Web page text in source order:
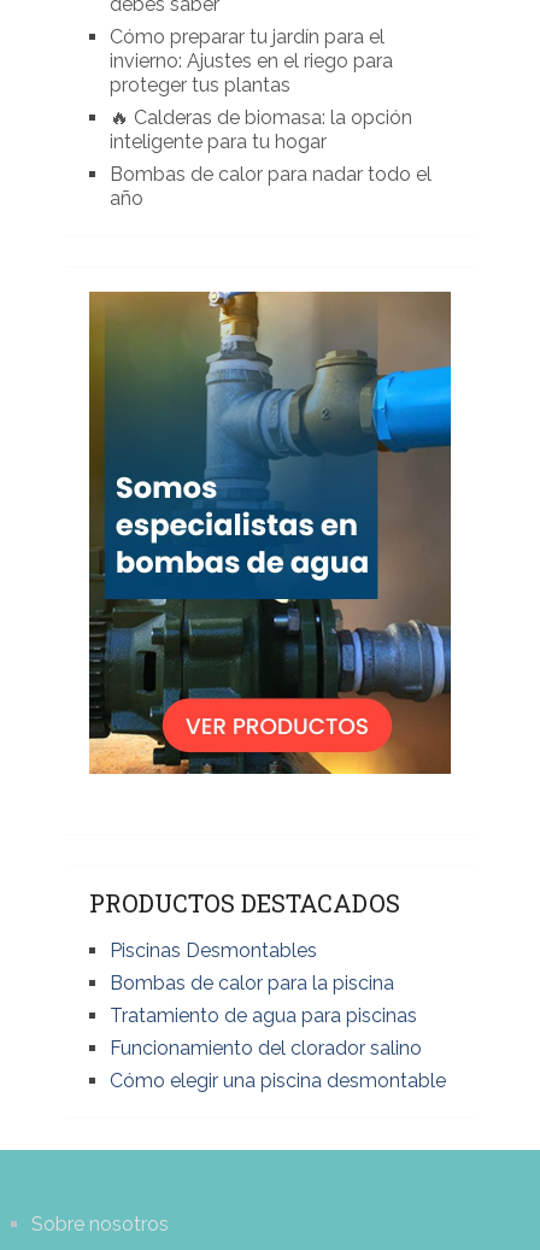
Cómo preparar tu jardín para el
invierno: Ajustes en el riego para
proteger tus plantas
🔥 Calderas de biomasa: la opción
inteligente para tu hogar
Bombas de calor para nadar todo el
año
PRODUCTOS DESTACADOS
Piscinas Desmontables
Bombas de calor para la piscina
Tratamiento de agua para piscinas
Funcionamiento del clorador salino
Cómo elegir una piscina desmontable
Sobre nosotros